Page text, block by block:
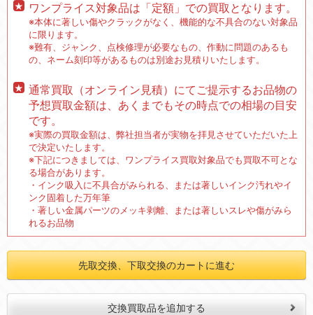
ワンプライス対象品は「定額」での買取となります。
※本体に著しい傷やクラックがなく、機能的な不具合のない対象品
に限ります。
※難有、ジャンク、点検修理が必要なもの、作動に問題のあるも
の、ネーム刻印等があるものは別途お見積りいたします。
通常買取（オンライン見積）にてご提示するお品物の
予想買取金額は、あくまでもその時点での相場の目安
です。
※実際の買取金額は、弊社担当者が実物を拝見させていただいた上
で決定いたします。
※下記につきましては、ワンプライス買取対象品でも買取不可とな
る場合があります。
・インク吸入に不具合がみられる、または著しいインク汚れやイ
ンク固着した万年筆
・著しい金属パーツのメッキ剥離、または著しいスレや傷がみら
れるお品物
先取交換、下取交換のカートに進む
交換買取品を追加する